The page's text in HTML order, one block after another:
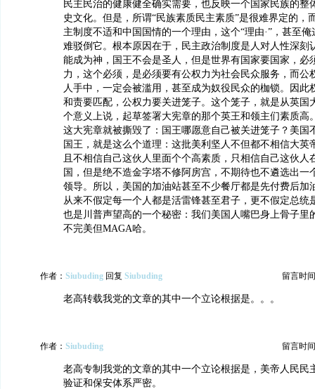
民主民治的健康健全确实需要，也反映一个国家民族的整
史文化。但是，所谓“民族素质民主素质”是很难界定的，
主制度不适和中国国情的一个理由，这个“理由·”，甚至
难驳倒它。根本原因在于，民主政治制度是人对人性深
能成为神，国王不会是圣人，但是世界有国家要国家，必
力，这个必须，是必须要有公权力为社会民众服务，而公
人手中，一定会被滥用，甚至成为奴役民众的枷锁。因此
和责要匹配，公权力要关进笼子。这个笼子，就是从英国
个意义上说，起草签署大宪章的那个英王和领主们素质高
这大宪章就被撕毁了：国王哪愿意自己被关进笼子？美国
国王，就是这么个道理：这批美利坚人不但都不相信大英
且不相信自己这伙人里面个个高素质，只相信自己这伙人
国，但是绝不造金字塔不修阿房宫，不期待也不遴选出一
领导。所以，美国的加油站甚至不少餐厅都是先付费后加
从来不假定每一个人都是活雷锋甚至君子，更不假定总统
也是川普声望高的一个秘密：我们美国人嘴巴身上骨子里
不完美但MAGA哈。
作者： Siubuding 回复 Siubuding 留言时
老高转载我党的文章的其中一个立论根据是。。。
作者： Siubuding 留言时
老高专制我党的文章的其中一个立论根据是，美帝人民民
验证和保安体系严密。